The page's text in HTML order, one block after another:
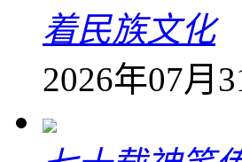
着民族文化
2026年07月